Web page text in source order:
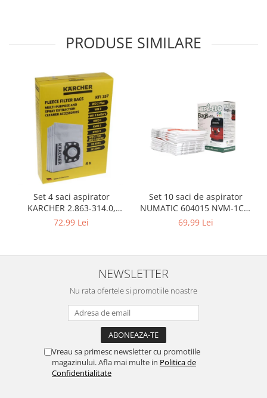
Accesorii aparate hair styling
Aparate cosmetice
Articole Sanatate si Wellness
Consumabile sanitare
Cosmetice si produse ingrijire
personala
Igiena dentara
Jucarii, Copii & Bebe
Camera copilului
Hrana bebelusi
Igiena si ingrijire
Maternitate
Accesorii animale de companie
Castroane si adapatori animale
Igiena animale de companie
Mobila si transport animale de
Zgarzi, lese si hamuri
PRODUSE SIMILARE
Set 4 saci aspirator
KARCHER 2.863-314.0,
compatibil cu WD, KWD, SE
72,99 Lei
Set 10 saci de aspirator
NUMATIC 604015 NVM-1CH,
9L
69,99 Lei
NEWSLETTER
Nu rata ofertele si promotiile noastre
Vreau sa primesc newsletter cu promotiile
magazinului. Afla mai multe in Politica de
Confidentialitate